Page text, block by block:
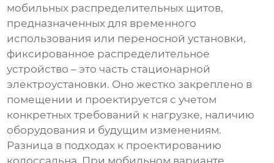
мобильных распределительных щитов,
предназначенных для временного
использования или переносной установки,
фиксированное распределительное
устройство – это часть стационарной
электроустановки. Оно жестко закреплено в
помещении и проектируется с учетом
конкретных требований к нагрузке, наличию
оборудования и будущим изменениям.
Разница в подходах к проектированию